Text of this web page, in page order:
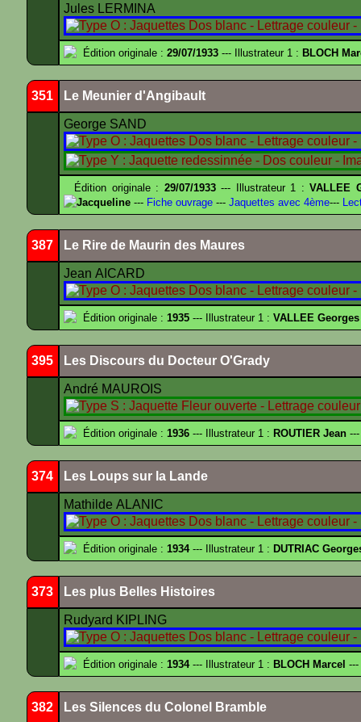
Jules LERMINA
Édition originale : 29/07/1933 --- Illustrateur 1 : BLOCH
351 Le Meunier d'Angibault
George SAND
Édition originale : 29/07/1933--- Illustrateur 1 :VALLEE
Jacqueline --- Fiche ouvrage --- Jaquettes avec 4ème---
387 Le Rire de Maurin des Maures
Jean AICARD
Édition originale : 1935 --- Illustrateur 1 : VALLEE Georges
395 Les Discours du Docteur O'Grady
André MAUROIS
Édition originale : 1936 --- Illustrateur 1 : ROUTIER Jean ---
374 Les Loups sur la Lande
Mathilde ALANIC
Édition originale : 1934--- Illustrateur 1 : DUTRIAC
373 Les plus Belles Histoires
Rudyard KIPLING
Édition originale : 1934--- Illustrateur 1 : BLOCH Marcel ---
382 Les Silences du Colonel Bramble